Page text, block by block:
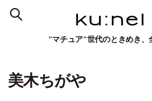
"マチュア"世代のときめき、
美木ちがや